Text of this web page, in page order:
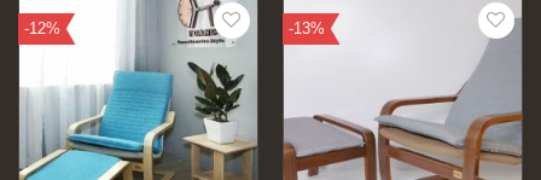
-12%
Add to
wishlist
-13%
wishlist